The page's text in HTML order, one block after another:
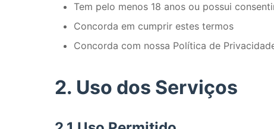
Tem pelo menos 18 anos ou possui
Concorda em cumprir estes termos
Concorda com nossa Política de
2. Uso dos Serviços